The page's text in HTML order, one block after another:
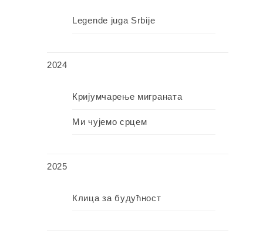
Legende juga Srbije
2024
Кријумчарење миграната
Ми чујемо срцем
2025
Клица за будућност